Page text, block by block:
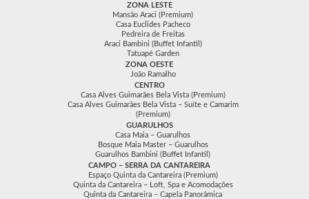
ZONA LESTE
Mansão Araci (Premium)
Casa Euclides Pacheco
Pedreira de Freitas
Araci Bambini (Buffet Infantil)
Tatuapé Garden
ZONA OESTE
João Ramalho
CENTRO
Casa Alves Guimarães Bela Vista (Premium)
Casa Alves Guimarães Bela Vista – Suíte e Camarim
(Premium)
GUARULHOS
Casa Maia – Guarulhos
Bosque Maia Master – Guarulhos
Guarulhos Bambini (Buffet Infantil)
CAMPO – SERRA DA CANTAREIRA
Espaço Quinta da Cantareira (Premium)
Quinta da Cantareira – Loft, Spa e Acomodações
Quinta da Cantareira – Capela Panorâmica